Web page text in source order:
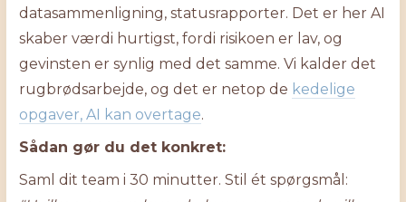
datasammenligning, statusrapporter. Det er her AI
skaber værdi hurtigst, fordi risikoen er lav, og
gevinsten er synlig med det samme. Vi kalder det
rugbrødsarbejde, og det er netop de kedelige
opgaver, AI kan overtage.
Sådan gør du det konkret:
Saml dit team i 30 minutter. Stil ét spørgsmål: